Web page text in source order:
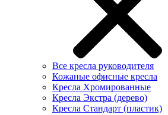
Все кресла руководителя
Кожаные офисные кресла
Кресла Хромированные
Кресла Экстра (дерево)
Кресла Стандарт (пластик)